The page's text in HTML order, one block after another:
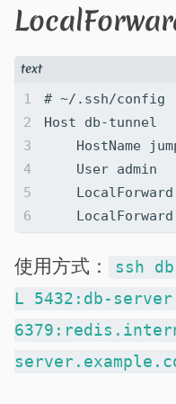
使用方式： ssh
L 5432:db-